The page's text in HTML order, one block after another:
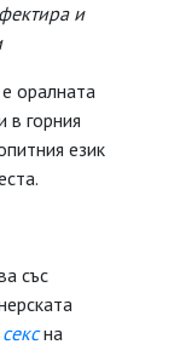
и
оралната
в горния
език
със
на